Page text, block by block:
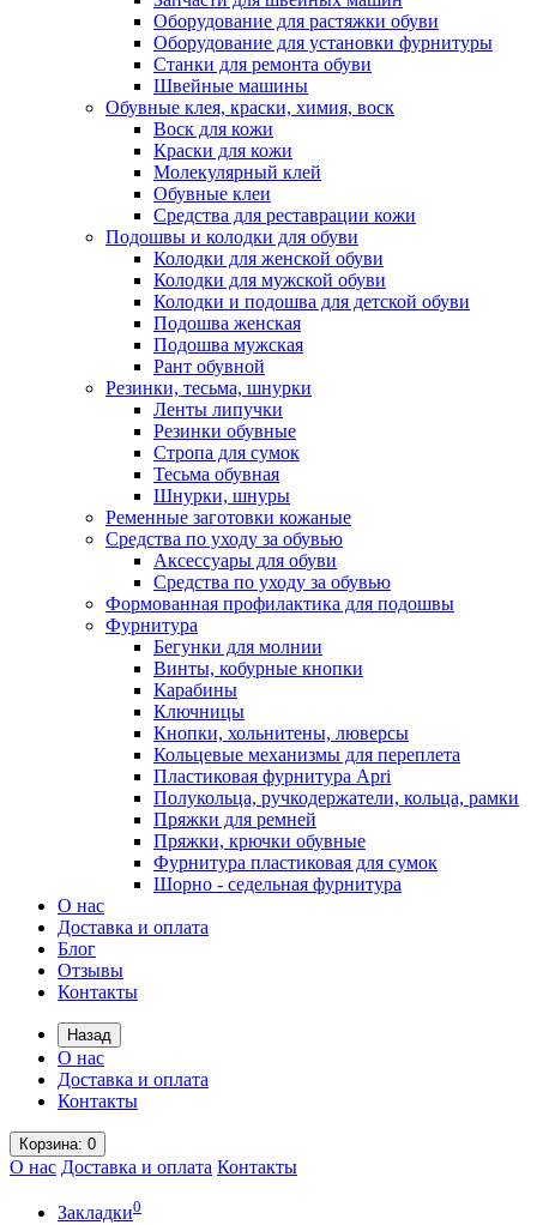
Оборудование для растяжки обуви
Оборудование для установки фурнитуры
Станки для ремонта обуви
Швейные машины
Обувные клея, краски, химия, воск
Воск для кожи
Краски для кожи
Молекулярный клей
Обувные клеи
Средства для реставрации кожи
Подошвы и колодки для обуви
Колодки для женской обуви
Колодки для мужской обуви
Колодки и подошва для детской обуви
Подошва женская
Подошва мужская
Рант обувной
Резинки, тесьма, шнурки
Ленты липучки
Резинки обувные
Стропа для сумок
Тесьма обувная
Шнурки, шнуры
Ременные заготовки кожаные
Средства по уходу за обувью
Аксессуары для обуви
Средства по уходу за обувью
Формованная профилактика для подошвы
Фурнитура
Бегунки для молнии
Винты, кобурные кнопки
Карабины
Ключницы
Кнопки, хольнитены, люверсы
Кольцевые механизмы для переплета
Пластиковая фурнитура Apri
Полукольца, ручкодержатели, кольца, рамки
Пряжки для ремней
Пряжки, крючки обувные
Фурнитура пластиковая для сумок
Шорно - седельная фурнитура
О нас
Доставка и оплата
Блог
Отзывы
Контакты
Назад
О нас
Доставка и оплата
Контакты
Корзина: 0
О нас Доставка и оплата Контакты
Закладки0